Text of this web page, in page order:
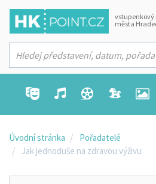
vstupenkový
města
Úvodní stránka
Pořadatelé
Jak jednoduše na zdravou výživu